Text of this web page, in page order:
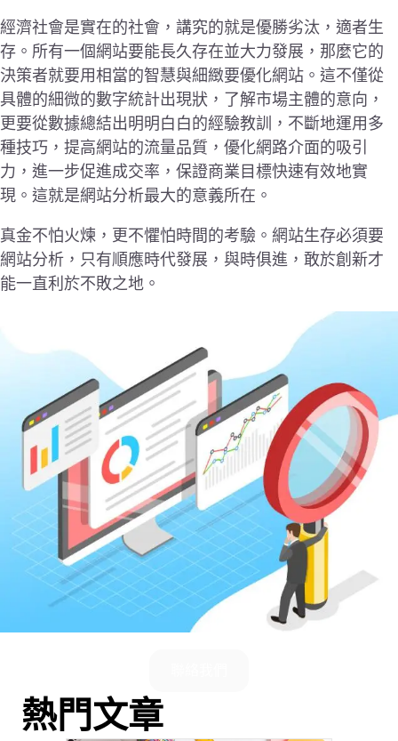
經濟社會是實在的社會，講究的就是優勝劣汰，適者生
存。所有一個網站要能長久存在並大力發展，那麼它的
決策者就要用相當的智慧與細緻要優化網站。這不僅從
具體的細微的數字統計出現狀，了解市場主體的意向，
更要從數據總結出明明白白的經驗教訓，不斷地運用多
種技巧，提高網站的流量品質，優化網路介面的吸引
力，進一步促進成交率，保證商業目標快速有效地實
現。這就是網站分析最大的意義所在。
真金不怕火煉，更不懼怕時間的考驗。網站生存必須要
網站分析，只有順應時代發展，與時俱進，敢於創新才
能一直利於不敗之地。
熱門文章